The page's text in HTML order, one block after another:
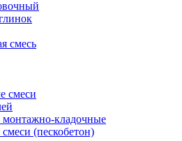
смесь
смеси
кладочные
(пескобетон)